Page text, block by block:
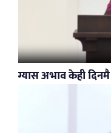
ग्यास अभाव केही दिनमै